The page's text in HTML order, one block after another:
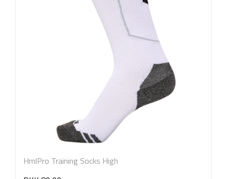
HmlPro Training Socks High